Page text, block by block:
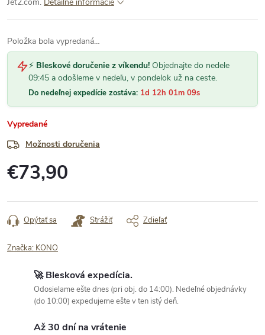
Jet2.com. Detailné informácie
Položka bola vypredaná…
⚡ Bleskové doručenie z víkendu! Objednajte do nedele
09:45 a odošleme v nedeľu, v pondelok už na ceste.
Do nedeľnej expedície zostáva: 1d 12h 01m 09s
Vypredané
Možnosti doručenia
€73,90
cena:
Opýtať sa Strážiť Zdieľať
Značka: KONO
🚀 Blesková expedícia.
Odosielame ešte dnes (pri obj. do 14:00). Nedeľné objednávky
(do 10:00) expedujeme ešte v ten istý deň.
Až 30 dní na vrátenie